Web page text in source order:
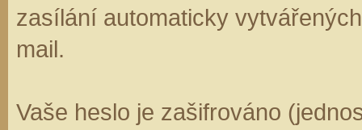
zasílání automaticky
mail.
Vaše heslo je zašifrováno